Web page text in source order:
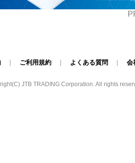
| ご利用規約 | よくある質問 | 会
JTB TRADING Corporation. All rights